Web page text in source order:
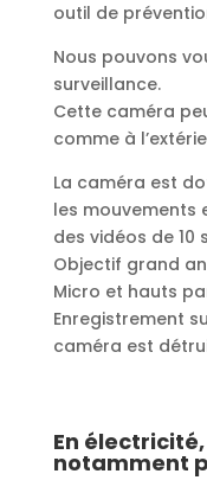
outil de
Nous pouvons
surveillance.
Cette caméra
comme à
La caméra est
les mouvements
des vidéos de 10
Objectif grand
Micro et hauts
Enregistrement
caméra est
En
notamment